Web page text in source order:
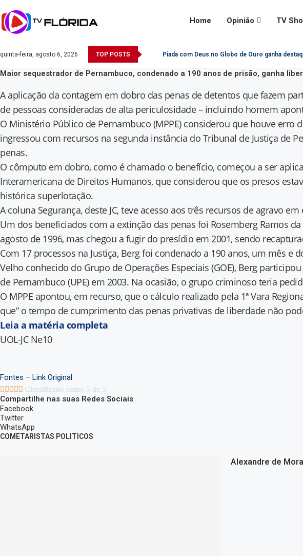
Home Opinião TV
quinta-feira, agosto 6, 2026 TOP POSTS Piada com Deus no Globo de Ouro ganha
Maior sequestrador de Pernambuco, condenado a 190 anos de prisão, ganha
A aplicação da contagem em dobro das penas de detentos que fazem
de pessoas consideradas de alta periculosidade – incluindo homem
O Ministério Público de Pernambuco (MPPE) considerou que houve erro
ingressou com recursos na segunda instância do Tribunal de Justiça de
penas.
O cômputo em dobro, como é chamado o benefício, começou a ser
Interamericana de Direitos Humanos, que considerou que os presos
histórica superlotação.
A coluna Segurança, deste JC, teve acesso aos três recursos de agravo
Um dos beneficiados com a extinção das penas foi Rosemberg Ramos
agosto de 1996, mas chegou a fugir do presídio em 2001, sendo
Com 17 processos na Justiça, Berg foi condenado a 190 anos, um mês e
Velho conhecido do Grupo de Operações Especiais (GOE), Berg
de Pernambuco (UPE) em 2003. Na ocasião, o grupo criminoso teria
O MPPE apontou, em recurso, que o cálculo realizado pela 1ª Vara
que” o tempo de cumprimento das penas privativas de liberdade não
Leia a matéria completa
UOL-JC Ne10
Fontes – Link Original
     Classificado como 5 de 5
Compartilhe nas suas Redes Sociais
Facebook
Twitter
WhatsApp
COMETARISTAS POLITICOS
Alexandre de